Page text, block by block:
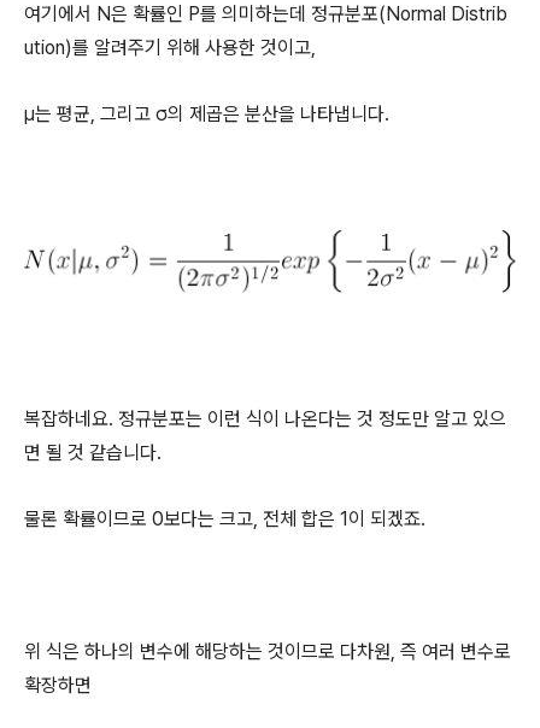
여기에서 N은 확률인 P를 의미하는데 정규분포(Normal Distrib
ution)를 알려주기 위해 사용한 것이고,
μ는 평균, 그리고 σ의 제곱은 분산을 나타냅니다.
복잡하네요. 정규분포는 이런 식이 나온다는 것 정도만 알고 있으
면 될 것 같습니다.
물론 확률이므로 0보다는 크고, 전체 합은 1이 되겠죠.
위 식은 하나의 변수에 해당하는 것이므로 다차원, 즉 여러 변수로
확장하면